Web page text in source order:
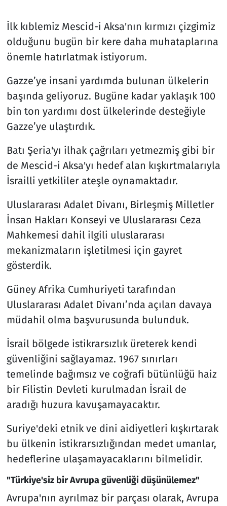
İlk kıblemiz Mescid-i Aksa'nın kırmızı çizgimiz
olduğunu bugün bir kere daha muhataplarına
önemle hatırlatmak istiyorum.
Gazze’ye insani yardımda bulunan ülkelerin
başında geliyoruz. Bugüne kadar yaklaşık 100
bin ton yardımı dost ülkelerinde desteğiyle
Gazze’ye ulaştırdık.
Batı Şeria'yı ilhak çağrıları yetmezmiş gibi bir
de Mescid-i Aksa'yı hedef alan kışkırtmalarıyla
İsrailli yetkililer ateşle oynamaktadır.
Uluslararası Adalet Divanı, Birleşmiş Milletler
İnsan Hakları Konseyi ve Uluslararası Ceza
Mahkemesi dahil ilgili uluslararası
mekanizmaların işletilmesi için gayret
gösterdik.
Güney Afrika Cumhuriyeti tarafından
Uluslararası Adalet Divanı’nda açılan davaya
müdahil olma başvurusunda bulunduk.
İsrail bölgede istikrarsızlık üreterek kendi
güvenliğini sağlayamaz. 1967 sınırları
temelinde bağımsız ve coğrafi bütünlüğü haiz
bir Filistin Devleti kurulmadan İsrail de
aradığı huzura kavuşamayacaktır.
Suriye'deki etnik ve dini aidiyetleri kışkırtarak
bu ülkenin istikrarsızlığından medet umanlar,
hedeflerine ulaşamayacaklarını bilmelidir.
"Türkiye'siz bir Avrupa güvenliği düşünülemez"
Avrupa'nın ayrılmaz bir parçası olarak, Avrupa